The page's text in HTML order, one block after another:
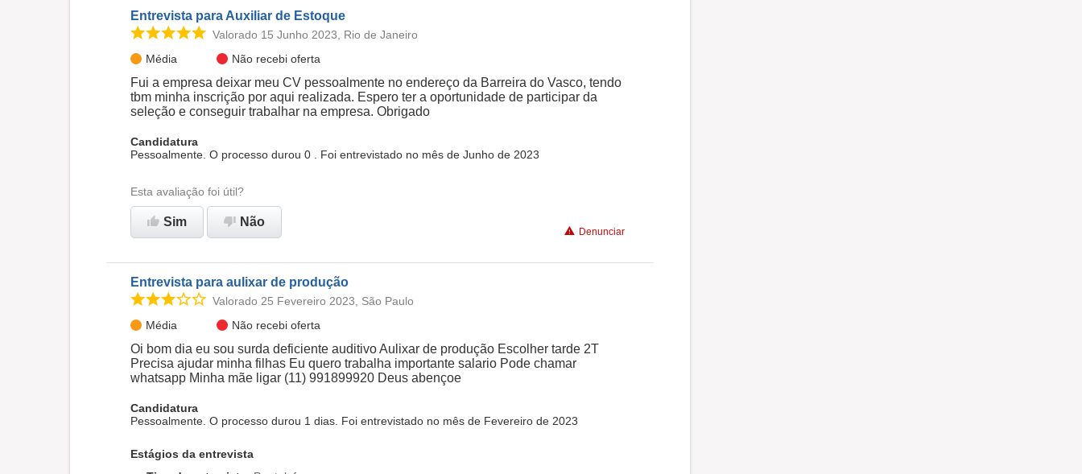
Entrevista para Auxiliar de Estoque
Valorado 15 Junho 2023, Rio de Janeiro
Média
Não recebi oferta
Fui a empresa deixar meu CV pessoalmente no endereço da Barreira do Vasco, tendo
tbm minha inscrição por aqui realizada. Espero ter a oportunidade de participar da
seleção e conseguir trabalhar na empresa. Obrigado
Candidatura
Pessoalmente. O processo durou 0 . Foi entrevistado no mês de Junho de 2023
Esta avaliação foi útil?
Sim Não
Denunciar
Entrevista para aulixar de produção
Valorado 25 Fevereiro 2023, São Paulo
Média
Não recebi oferta
Oi bom dia eu sou surda deficiente auditivo Aulixar de produção Escolher tarde 2T
Precisa ajudar minha filhas Eu quero trabalha importante salario Pode chamar
whatsapp Minha mãe ligar (11) 991899920 Deus abençoe
Candidatura
Pessoalmente. O processo durou 1 dias. Foi entrevistado no mês de Fevereiro de 2023
Estágios da entrevista